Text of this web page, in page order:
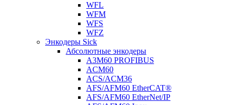
WFL
WFM
WFS
WFZ
Энкодеры Sick
Абсолютные энкодеры
A3M60 PROFIBUS
ACM60
ACS/ACM36
AFS/AFM60 EtherCAT®
AFS/AFM60 EtherNet/IP